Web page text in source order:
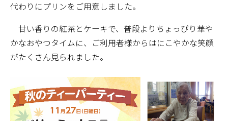
代わりにプリンをご用意しました。
甘い香りの紅茶とケーキで、普段よりちょっぴり華や
かなおやつタイムに、ご利用者様からはにこやかな笑顔
がたくさん見られました。